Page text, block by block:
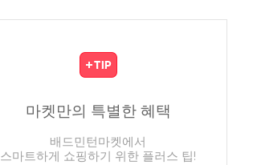
마켓만의 특별한 혜택
배드민턴마켓에서
스마트하게 쇼핑하기 위한 플러스 팁!